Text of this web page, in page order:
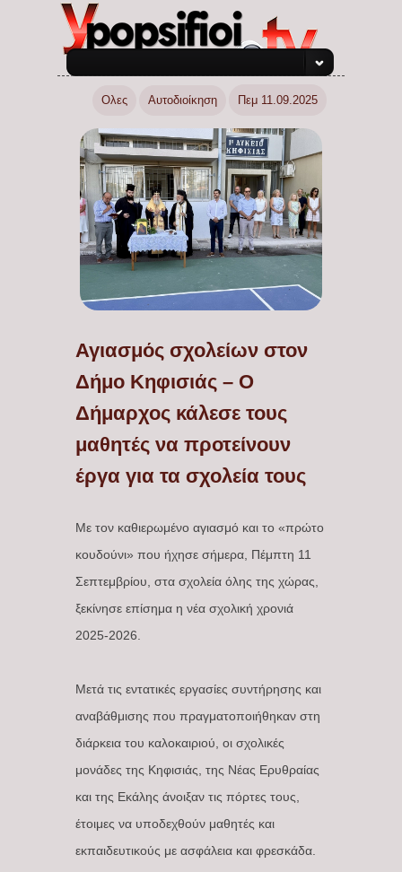
Ολες Αυτοδιοίκηση Πεμ 11.09.2025
Αγιασμός σχολείων στον
Δήμο Κηφισιάς – Ο
Δήμαρχος κάλεσε τους
μαθητές να προτείνουν
έργα για τα σχολεία τους
Με τον καθιερωμένο αγιασμό και το «πρώτο
κουδούνι» που ήχησε σήμερα, Πέμπτη 11
Σεπτεμβρίου, στα σχολεία όλης της χώρας,
ξεκίνησε επίσημα η νέα σχολική χρονιά
2025-2026.
Μετά τις εντατικές εργασίες συντήρησης και
αναβάθμισης που πραγματοποιήθηκαν στη
διάρκεια του καλοκαιριού, οι σχολικές
μονάδες της Κηφισιάς, της Νέας Ερυθραίας
και της Εκάλης άνοιξαν τις πόρτες τους,
έτοιμες να υποδεχθούν μαθητές και
εκπαιδευτικούς με ασφάλεια και φρεσκάδα.